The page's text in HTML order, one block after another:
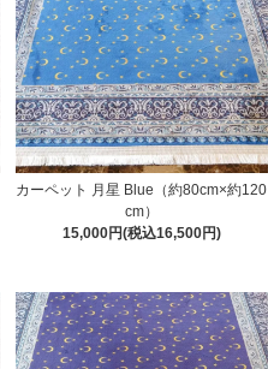
カーペット 月星 Blue（約80cm×約120
cm）
15,000円(税込16,500円)